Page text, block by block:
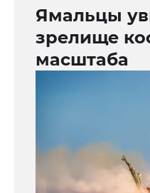
Ямальцы
зрелище
масштаба